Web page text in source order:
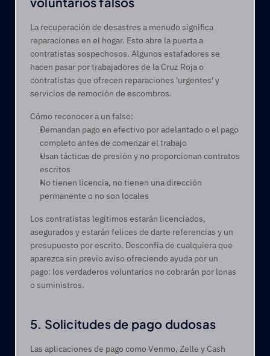
La recuperación de desastres a menudo significa
reparaciones en el hogar. Esto abre la puerta a
contratistas sospechosos. Algunos estafadores se
hacen pasar por trabajadores de la Cruz Roja o
contratistas que ofrecen reparaciones 'urgentes' y
servicios de remoción de escombros.
Cómo reconocer a un falso:
Demandan pago en efectivo por adelantado o el pago
completo antes de comenzar el trabajo
Usan tácticas de presión y no proporcionan contratos
escritos
No tienen licencia, no tienen una dirección
permanente o no son locales
Los contratistas legítimos estarán licenciados,
asegurados y estarán felices de darte referencias y un
presupuesto por escrito. Desconfía de cualquiera que
aparezca sin previo aviso ofreciendo ayuda por un
pago: los verdaderos voluntarios no cobrarán por lonas
o suministros.
5. Solicitudes de pago dudosas
Las aplicaciones de pago como Venmo, Zelle y Cash